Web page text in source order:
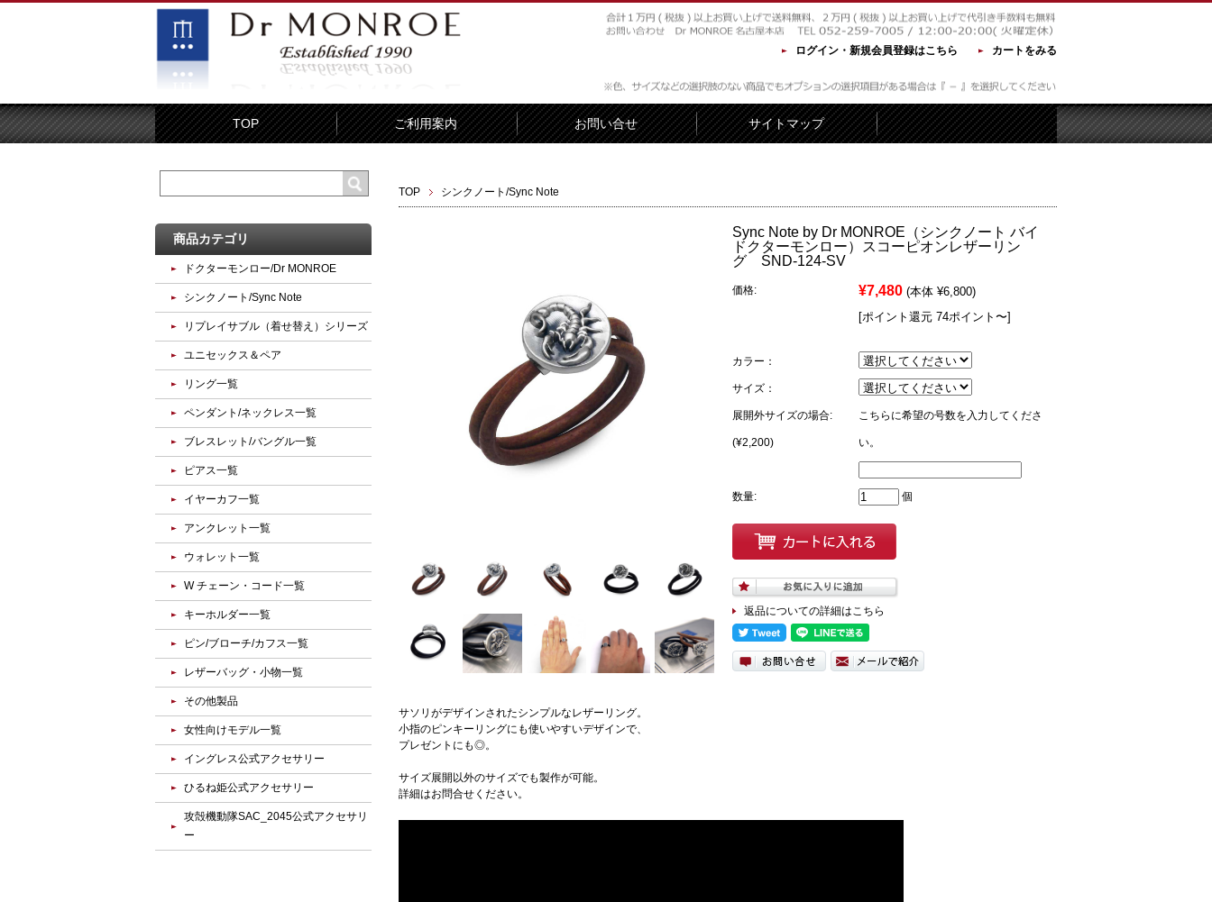
ログイン・新規会員登録はこちら カートをみる
TOP ご利用案内 お問い合せ サイトマップ
TOP シンクノート/Sync Note
Sync Note by Dr MONROE（シンクノート バイ
ドクターモンロー）スコーピオンレザーリン
グ SND-124-SV
価格: ¥7,480 (本体 ¥6,800)
[ポイント還元 74ポイント〜]
カラー：
サイズ：
展開外サイズの場合:
(¥2,200)
こちらに希望の号数を入力してくださ
い。
数量: 個
返品についての詳細はこちら
サソリがデザインされたシンプルなレザーリング。
小指のピンキーリングにも使いやすいデザインで、
プレゼントにも◎。
サイズ展開以外のサイズでも製作が可能。
詳細はお問合せください。
商品カテゴリ
ドクターモンロー/Dr MONROE
シンクノート/Sync Note
リプレイサブル（着せ替え）シリーズ
ユニセックス＆ペア
リング一覧
ペンダント/ネックレス一覧
ブレスレット/バングル一覧
ピアス一覧
イヤーカフ一覧
アンクレット一覧
ウォレット一覧
W チェーン・コード一覧
キーホルダー一覧
ピン/ブローチ/カフス一覧
レザーバッグ・小物一覧
その他製品
女性向けモデル一覧
イングレス公式アクセサリー
ひるね姫公式アクセサリー
攻殻機動隊SAC_2045公式アクセサリ
ー